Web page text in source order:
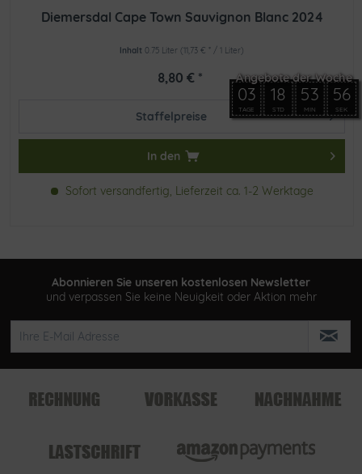
Diemersdal Cape Town Sauvignon Blanc 2024
Inhalt 0.75 Liter (11,73 € * / 1 Liter)
8,80 € *
Staffelpreise
In den
Sofort versandfertig, Lieferzeit ca. 1-2 Werktage
Abonnieren Sie unseren kostenlosen Newsletter
und verpassen Sie keine Neuigkeit oder Aktion mehr
03
TAGE
18
STD
53
MIN
56
SEK